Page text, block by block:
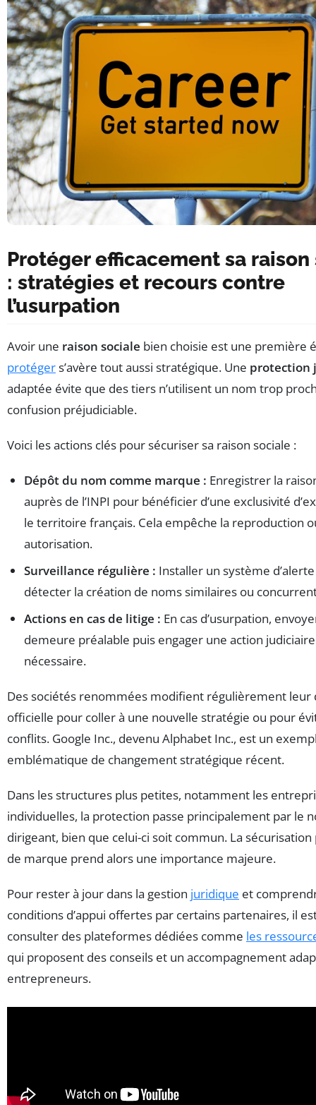
Protéger efficacement sa
: stratégies et recours contre
l’usurpation
Avoir une raison sociale bien choisie est une première
protégers’avère tout aussi stratégique. Une protection
adaptée évite que des tiers n’utilisent un nom trop
confusion préjudiciable.
Voici les actions clés pour sécuriser sa raison sociale :
Dépôt du nom comme marque : Enregistrer la
auprès de l’INPI pour bénéficier d’une exclusivité
le territoire français. Cela empêche la reproduction
autorisation.
Surveillance régulière : Installer un système
détecter la création de noms similaires ou
Actions en cas de litige : En cas d’usurpation,
demeure préalable puis engager une action
nécessaire.
Des sociétés renommées modifient régulièrement leur
officielle pour coller à une nouvelle stratégie ou pour
conflits. Google Inc., devenu Alphabet Inc., est un
emblématique de changement stratégique récent.
Dans les structures plus petites, notamment les
individuelles, la protection passe principalement par le
dirigeant, bien que celui-ci soit commun. La
de marque prend alors une importance majeure.
Pour rester à jour dans la gestion juridique et
conditions d’appui offertes par certains partenaires, il
consulter des plateformes dédiées comme les
qui proposent des conseils et un accompagnement
entrepreneurs.